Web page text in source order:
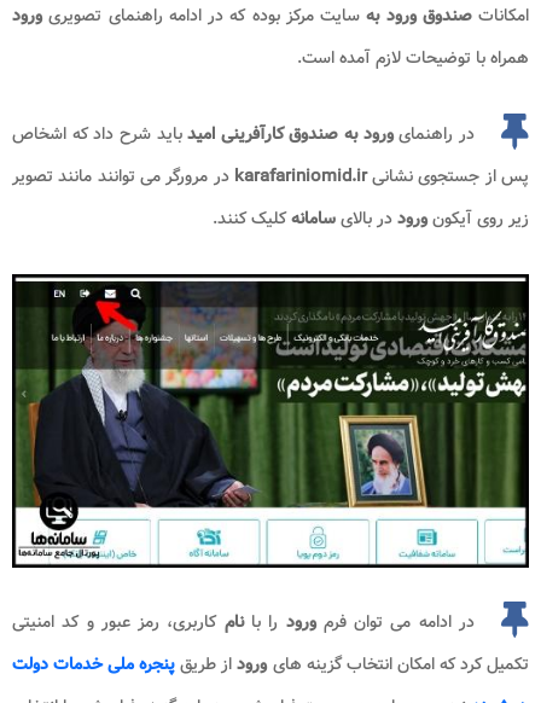
امکاناتصندوق ورود به سایت مرکز بوده که در ادامه راهنمای تصویری ورود
همراه با توضیحات لازم آمده است.
در راهنمایورود به صندوق کارآفرینی امیدباید شرح داد که اشخاص
پس از جستجوی نشانیkarafariniomid.ir در مرورگر می توانند مانند تصویر
زیر روی آیکونوروددر بالایسامانهکلیک کنند.
در ادامه می توان فرمورود را بانامکاربری، رمز عبور و کد امنیتی
تکمیل کرد که امکان انتخاب گزینه های وروداز طریقپنجره ملی خدمات دولت